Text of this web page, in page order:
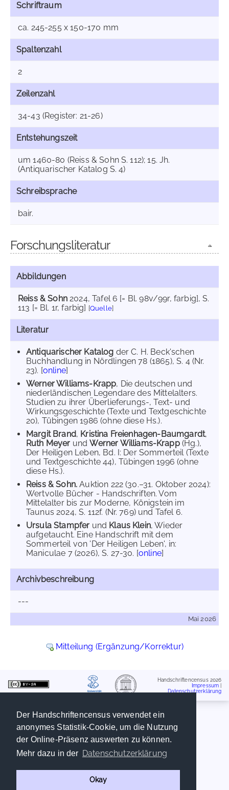
Der Handschriftencensus verwendet ein
anonymes Statistik-Cookie, um die Nutzung
der Online-Präsenz auswerten zu können.
Mehr dazu in der Datenschutzerklärung
Okay
Schriftraum
ca. 245-255 x 150-170 mm
Spaltenzahl
2
Zeilenzahl
34-43 (Register: 21-26)
Entstehungszeit
um 1460-80 (Reiss & Sohn S. 112); 15. Jh.
(Antiquarischer Katalog S. 4)
Schreibsprache
bair.
Forschungsliteratur
Abbildungen
Reiss & Sohn2024, Tafel 6 [= Bl. 98v/99r, farbig], S.
113 [= Bl. 1r, farbig] [Quelle]
Literatur
Antiquarischer Katalog der C. H. Beck'schen
Buchhandlung in Nördlingen 78 (1865), S. 4 (Nr.
23). [online]
Werner Williams-Krapp, Die deutschen und
niederländischen Legendare des Mittelalters.
Studien zu ihrer Überlieferungs-, Text- und
Wirkungsgeschichte (Texte und Textgeschichte
20), Tübingen 1986 (ohne diese Hs.).
Margit Brand, Kristina Freienhagen-Baumgardt,
Ruth Meyer undWerner Williams-Krapp (Hg.),
Der Heiligen Leben, Bd. I: Der Sommerteil (Texte
und Textgeschichte 44), Tübingen 1996 (ohne
diese Hs.).
Reiss & Sohn. Auktion 222 (30.–31. Oktober 2024):
Wertvolle Bücher - Handschriften. Vom
Mittelalter bis zur Moderne, Königstein im
Taunus 2024, S. 112f. (Nr. 769) und Tafel 6.
Ursula Stampfer und Klaus Klein, Wieder
aufgetaucht. Eine Handschrift mit dem
Sommerteil von 'Der Heiligen Leben', in:
Maniculae 7 (2026), S. 27-30. [online]
Archivbeschreibung
---
Mai 2026
Mitteilung (Ergänzung/Korrektur)
Handschriftencensus 2026
Impressum
Datenschutzerklärung